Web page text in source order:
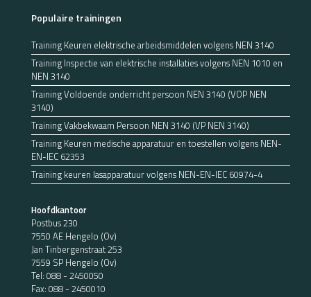
Populaire trainingen
Training Keuren elektrische arbeidsmiddelen volgens NEN 3140
Training Inspectie van elektrische installaties volgens NEN 1010 en
NEN 3140
Training Voldoende onderricht persoon NEN 3140 (VOP NEN
3140)
Training Vakbekwaam Persoon NEN 3140 (VP NEN 3140)
Training Keuren medische apparatuur en toestellen volgens NEN-
EN-IEC 62353
Training keuren lasapparatuur volgens NEN-EN-IEC 60974-4
Hoofdkantoor
Postbus 230
7550 AE Hengelo (Ov)
Jan Tinbergenstraat 253
7559 SP Hengelo (Ov)
Tel: 088 - 2450050
Fax: 088 - 2450010